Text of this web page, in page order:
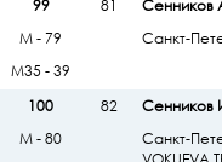
99
81 Сенников
Санкт-
М - 79
М35 - 39
100
82 Сенников
Санкт-
М - 80